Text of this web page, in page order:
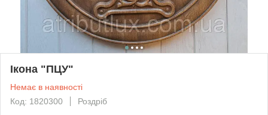
Ікона "ПЦУ"
Немає в наявності
Код: 1820300
Роздріб